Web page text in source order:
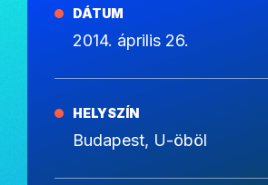
DÁTUM
2014. április 26.
HELYSZÍN
Budapest, U-öböl